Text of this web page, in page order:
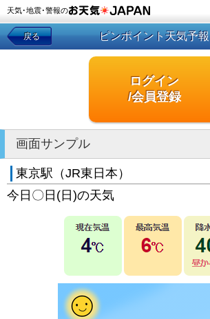
天気･地震･警報の
戻る ピンポイント天気予報
ログイン
/会員登録
画面サンプル
東京駅（JR東日本）
今日〇日(日)の天気